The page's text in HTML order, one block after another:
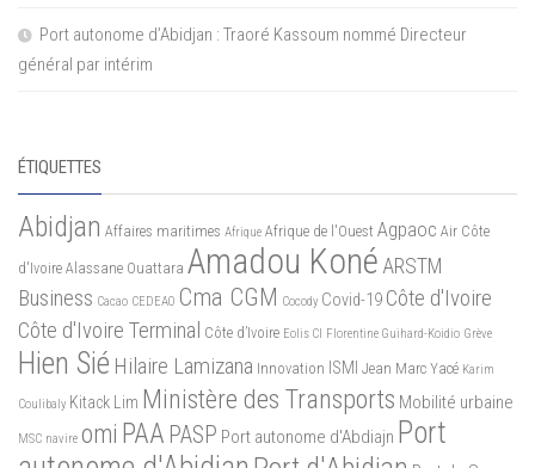
Port autonome d’Abidjan : Traoré Kassoum nommé Directeur
général par intérim
ÉTIQUETTES
Abidjan Affaires maritimes Afrique Afrique de l'Ouest Agpaoc Air Côte
d'Ivoire Alassane Ouattara Amadou Koné ARSTM
Business Cacao CEDEAO Cma CGM Cocody Covid-19 Côte d'Ivoire
Côte d'Ivoire Terminal Côte d’Ivoire Eolis CI Florentine Guihard-Koidio Grève
Hien Sié Hilaire Lamizana Innovation ISMI Jean Marc Yacé Karim
Coulibaly Kitack Lim Ministère des Transports Mobilité urbaine
MSC navire omi PAA PASP Port autonome d'Abdiajn Port